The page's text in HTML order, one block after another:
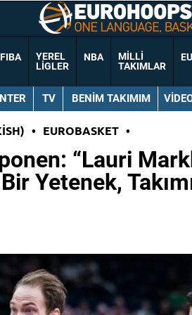
FIBA
YEREL
LIGLER
NBA
MILLI
TAKIMLAR
TV BENIM TAKIMIM
• EUROBASKET •
“Lauri
Yetenek,